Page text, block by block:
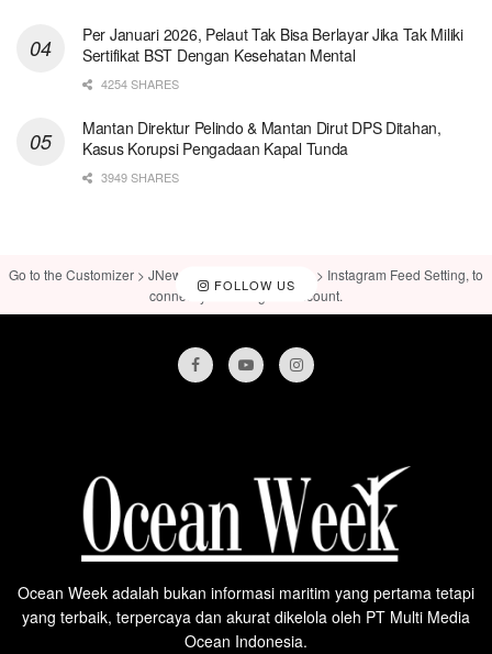
Per Januari 2026, Pelaut Tak Bisa Berlayar Jika Tak Miliki
Sertifikat BST Dengan Kesehatan Mental
4254 SHARES
Mantan Direktur Pelindo & Mantan Dirut DPS Ditahan,
Kasus Korupsi Pengadaan Kapal Tunda
3949 SHARES
FOLLOW US
Go to the Customizer > JNews : Social, Like & View > Instagram Feed Setting, to
connect your Instagram account.
Ocean Week adalah bukan informasi maritim yang pertama tetapi
yang terbaik, terpercaya dan akurat dikelola oleh PT Multi Media
Ocean Indonesia.